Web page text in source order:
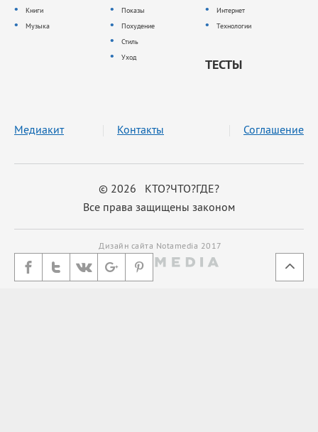
Книги
Музыка
Показы
Похудение
Стиль
Уход
Интернет
Технологии
ТЕСТЫ
© 2026 КТО?ЧТО?ГДЕ?
Все права защищены законом
Медиакит Контакты Соглашение
Дизайн сайта Notamedia 2017